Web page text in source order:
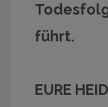
führt.
EURE